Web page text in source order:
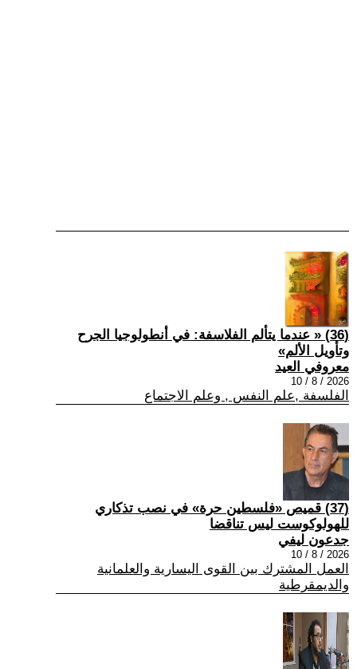
(36) « عندما يتألم الفلاسفة: في أنطولوجيا الجرح
وتأويل الألم»
معروفي العيد
2026 / 8 / 10
الفلسفة ,علم النفس , وعلم الاجتماع
(37) قميص «فلسطين حرة» في نصب تذكاري
للهولوكوست ليس تناقضا
جدعون ليفي
2026 / 8 / 10
العمل المشترك بين القوى اليسارية والعلمانية
والديمقرطية